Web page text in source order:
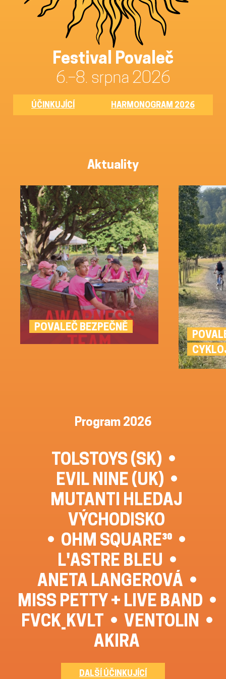
Festival Povaleč
6.–8. srpna 2026
ÚČINKUJÍCÍ HARMONOGRAM 2026
Aktuality
POVALEČ BEZPEČNĚ
Program 2026
TOLSTOYS (SK)
EVIL NINE (UK)
MUTANTI HLEDAJ
VÝCHODISKO
OHM SQUARE³⁰
L'ASTRE BLEU
ANETA LANGEROVÁ
MISS PETTY + LIVE BAND
FVCK_KVLT
VENTOLIN
AKIRA
DALŠÍ ÚČINKUJÍCÍ